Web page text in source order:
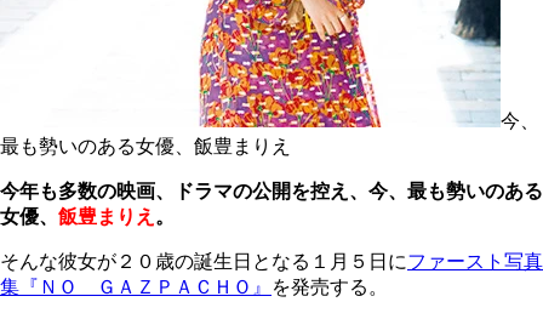
今、
最も勢いのある女優、飯豊まりえ
今年も多数の映画、ドラマの公開を控え、今、最も勢いのある
女優、 飯豊まりえ 。
そんな彼女が２０歳の誕生日となる１月５日にファースト写真
集『ＮＯ ＧＡＺＰＡＣＨＯ』
を発売する。